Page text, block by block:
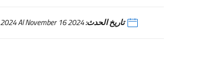
تاريخ الحدث:Dal October 24 2024 Al November 16 2024